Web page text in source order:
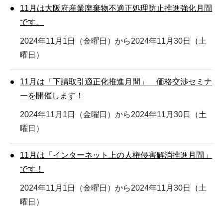
11月は大阪府産業廃棄物不適正処理防止推進強化月間
です。
2024年11月1日（金曜日）から2024年11月30日（土
曜日）
11月は「下請取引適正化推進月間」 価格交渉セミナ
ーを開催します！
2024年11月1日（金曜日）から2024年11月30日（土
曜日）
11月は「インターネット上の人権侵害解消推進月間」
です！
2024年11月1日（金曜日）から2024年11月30日（土
曜日）